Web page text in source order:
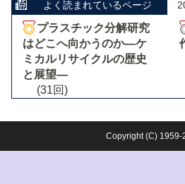
よく読まれているページ
プラスチック分解研究
はどこへ向かうのか―ケ
ミカルリサイクルの歴史
と展望―
(31回)
Copyright (C) 1959-